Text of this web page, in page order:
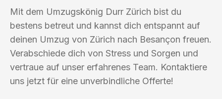
Mit dem Umzugskönig Durr Zürich bist du
bestens betreut und kannst dich entspannt auf
deinen Umzug von Zürich nach Besançon freuen.
Verabschiede dich von Stress und Sorgen und
vertraue auf unser erfahrenes Team. Kontaktiere
uns jetzt für eine unverbindliche Offerte!